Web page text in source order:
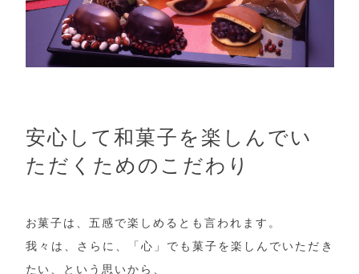
安心して和菓子を楽しんでい
ただくためのこだわり
お菓子は、五感で楽しめるとも言われます。
我々は、さらに、「心」でも菓子を楽しんでいただき
たい、という思いから、